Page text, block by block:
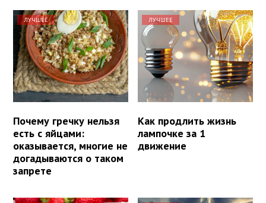
ЛУЧШЕЕ
Почему гречку нельзя
есть с яйцами:
оказывается, многие не
догадываются о таком
запрете
ЛУЧШЕЕ
Как продлить жизнь
лампочке за 1
движение